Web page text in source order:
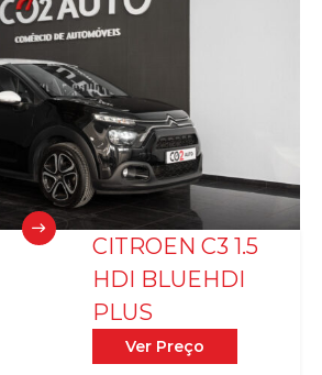
CITROEN C3 1.5
HDI BLUEHDI
PLUS
Ver Preço